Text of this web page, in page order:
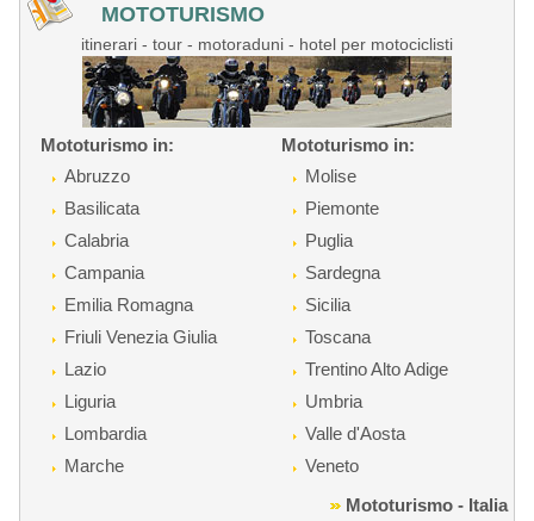
MOTOTURISMO
itinerari - tour - motoraduni - hotel per motociclisti
Mototurismo in:
Abruzzo
Basilicata
Calabria
Campania
Emilia Romagna
Friuli Venezia Giulia
Lazio
Liguria
Lombardia
Marche
Mototurismo in:
Molise
Piemonte
Puglia
Sardegna
Sicilia
Toscana
Trentino Alto Adige
Umbria
Valle d'Aosta
Veneto
Mototurismo - Italia